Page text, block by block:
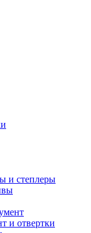
и степлеры
и отвертки